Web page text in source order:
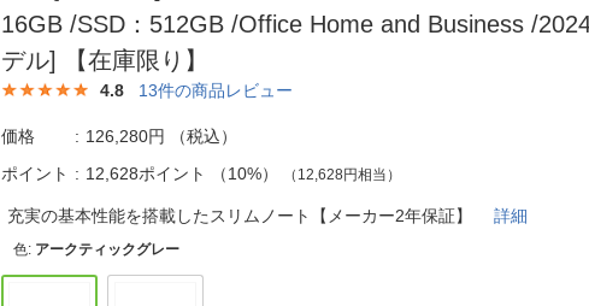
よくある質問・お問合せ
ご利用規約
16GB /SSD：512GB /Office Home and Business /
デル] 【在庫限り】
4.8 13件の商品レビュー
価格 126,280円
（税込）
ポイント
12,628ポイント （10%） （12,628円相当）
充実の基本性能を搭載したスリムノート【メーカー2年保証】詳細
色: アークティックグレー